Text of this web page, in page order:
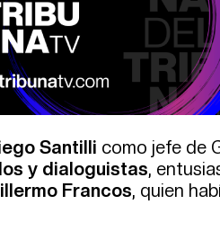
Santilli como jefe de
y dialoguistas,
Francos, quien